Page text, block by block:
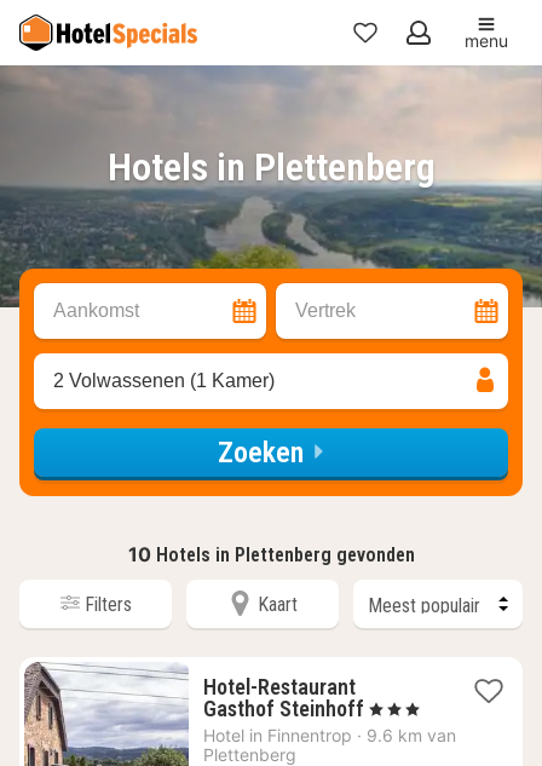
Mijn
menu
Hotels in Plettenberg
Aankomst Vertrek
2 Volwassenen (1 Kamer)
Zoeken
10 Hotels in Plettenberg gevonden
Filters Kaart
Hotel-Restaurant
Gasthof Steinhoff 1
nacht
, 3 Sterren
Hotel in Finnentrop · 9.6 km van
Plettenberg